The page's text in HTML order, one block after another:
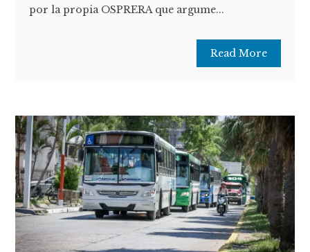
por la propia OSPRERA que argume...
Read More